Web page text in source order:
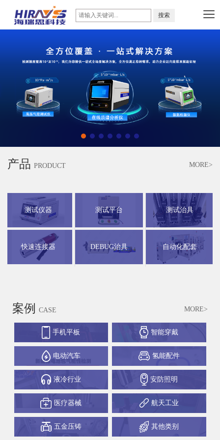
产品 PRODUCT MORE>
测试仪器 测试平台 测试治具
快速连接器 DEBUG治具 自动化配套
案例 CASE MORE>
手机平板 智能穿戴
电动汽车 氢能配件
液冷行业 安防照明
医疗器械 航天工业
五金压铸 其他类别